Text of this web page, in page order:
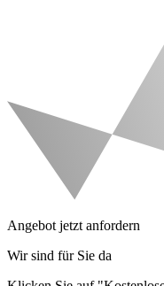
Angebot jetzt anfordern
Wir sind für Sie da